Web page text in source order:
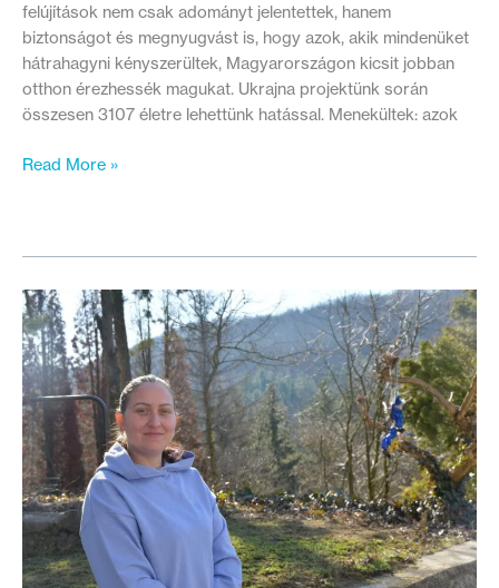
felújítások nem csak adományt jelentettek, hanem
biztonságot és megnyugvást is, hogy azok, akik mindenüket
hátrahagyni kényszerültek, Magyarországon kicsit jobban
otthon érezhessék magukat. Ukrajna projektünk során
összesen 3107 életre lehettünk hatással. Menekültek: azok
Véget
–
Ennyi
mindenre
vagyunk
büszkék
Read More »